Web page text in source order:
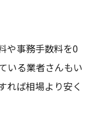
や事務手数料を0
いる業者さんもい
れば相場より安く